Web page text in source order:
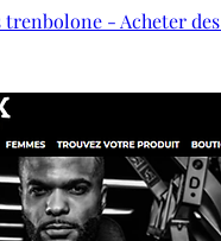
- Acheter des